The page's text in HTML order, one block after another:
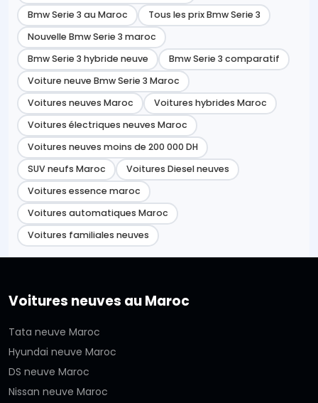
Bmw Serie 3 au Maroc
Tous les prix Bmw Serie 3
Nouvelle Bmw Serie 3 maroc
Bmw Serie 3 hybride neuve
Bmw Serie 3 comparatif
Voiture neuve Bmw Serie 3 Maroc
Voitures neuves Maroc
Voitures hybrides Maroc
Voitures électriques neuves Maroc
Voitures neuves moins de 200 000 DH
SUV neufs Maroc
Voitures Diesel neuves
Voitures essence maroc
Voitures automatiques Maroc
Voitures familiales neuves
Voitures neuves au Maroc
Tata neuve Maroc
Hyundai neuve Maroc
DS neuve Maroc
Nissan neuve Maroc